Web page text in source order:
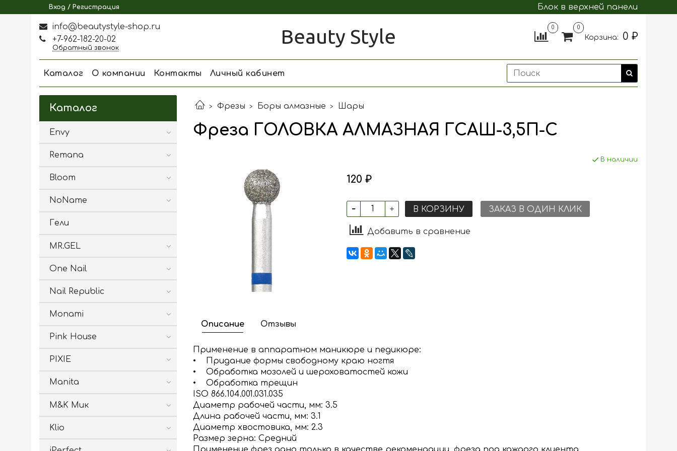
Вход / Регистрация Блок в верхней панели
info@beautystyle-shop.ru
+7-962-182-20-02
Обратный звонок Beauty Style 0 0
Корзина: 0 ₽
Каталог О компании Контакты Личный кабинет
Фрезы Боры алмазные Шары
Фреза ГОЛОВКА АЛМАЗНАЯ ГСАШ-3,5П-С
В наличии
120 ₽
В КОРЗИНУ ЗАКАЗ В ОДИН КЛИК
Добавить в сравнение
Описание
Применение в аппаратном маникюре и педикюре:
• Придание формы свободному краю ногтя
• Обработка мозолей и шероховатостей кожи
• Обработка трещин
ISO 866.104.001.031.035
Диаметр рабочей части, мм: 3.5
Длина рабочей части, мм: 3.1
Диаметр хвостовика, мм: 2.3
Размер зерна: Средний
Отзывы
Каталог
Envy
Remana
Bloom
NoName
Гели
MR.GEL
One Nail
Nail Republic
Monami
Pink House
PIXIE
Manita
M&K Мик
Klio